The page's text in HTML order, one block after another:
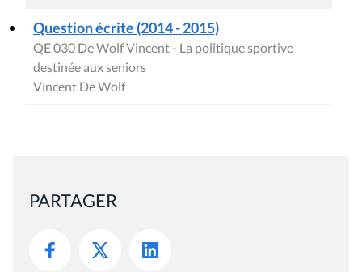
Question écrite (2014 - 2015)
QE 030 De Wolf Vincent - La politique sportive
destinée aux seniors
Vincent De Wolf
PARTAGER